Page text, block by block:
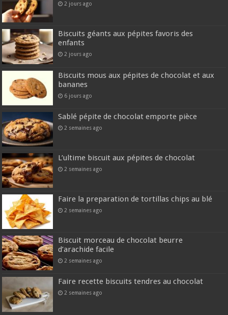
2 jours ago
Biscuits géants aux pépites favoris des
enfants
2 jours ago
Biscuits mous aux pépites de chocolat et aux
bananes
6 jours ago
Sablé pépite de chocolat emporte pièce
2 semaines ago
L’ultime biscuit aux pépites de chocolat
2 semaines ago
Faire la preparation de tortillas chips au blé
2 semaines ago
Biscuit morceau de chocolat beurre
d’arachide facile
2 semaines ago
Faire recette biscuits tendres au chocolat
2 semaines ago